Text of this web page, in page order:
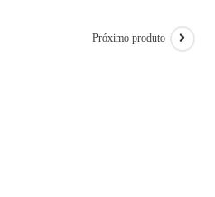
Próximo produto